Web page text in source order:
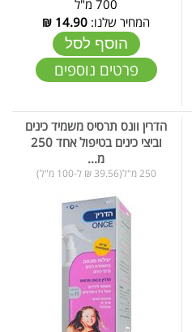
700 מ"ל
המחיר שלנו: 14.90
₪
הוסף לסל
פרטים נוספים
הדרין וונס תרסיס משמיד כינים
וביצי כינים בטיפול אחד 250
מ...
250 מ"ל(39.56 ₪ ל-100 מ"ל)